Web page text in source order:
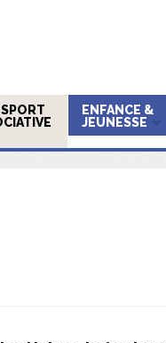
ENFANCE &
JEUNESSE